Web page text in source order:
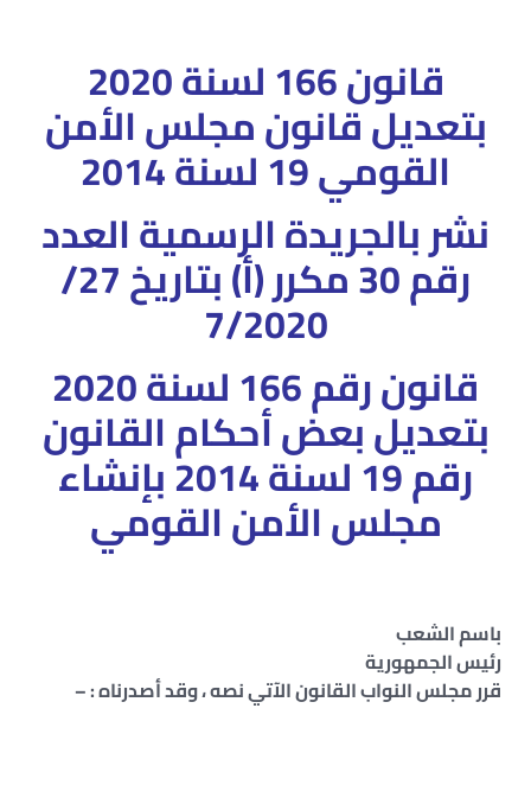
قانون 166 لسنة 2020
بتعديل قانون مجلس الأمن
القومي 19 لسنة 2014
نشر بالجريدة الرسمية العدد
رقم 30 مكرر (أ) بتاريخ 27/
7/2020
قانون رقم 166 لسنة 2020
بتعديل بعض أحكام القانون
رقم 19 لسنة 2014 بإنشاء
مجلس الأمن القومي
باسم الشعب
رئيس الجمهورية
قرر مجلس النواب القانون الآتي نصه ، وقد أصدرناه : –